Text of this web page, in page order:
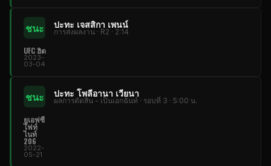
ชนะ ปะทะ เจสสิกา เพนน์
การส่งผลงาน · R2 · 2:14
UFC ฮิต
2023-
03-04
ชนะ ปะทะ โพลีอานา เวียนา
ผลการตัดสิน - เป็นเอกฉันท์ · รอบที่ 3 · 5:00 น.
ยูเอฟซี
ไฟท์
ไนท์
206
2022-
05-21